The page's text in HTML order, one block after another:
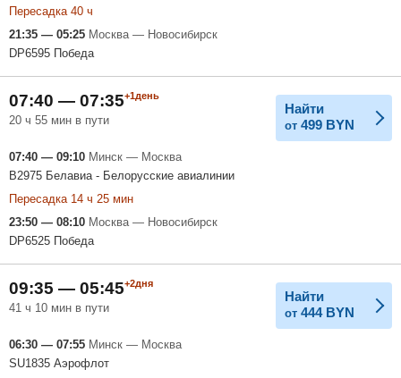
Пересадка 40 ч
21:35 — 05:25 Москва — Новосибирск
DP6595 Победа
07:40 — 07:35+1день
20 ч 55 мин в пути
Найти
от 499 BYN
07:40 — 09:10 Минск — Москва
B2975 Белавиа - Белорусские авиалинии
Пересадка 14 ч 25 мин
23:50 — 08:10 Москва — Новосибирск
DP6525 Победа
09:35 — 05:45+2дня
41 ч 10 мин в пути
Найти
от 444 BYN
06:30 — 07:55 Минск — Москва
SU1835 Аэрофлот